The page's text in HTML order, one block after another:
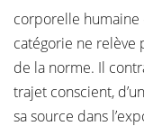
corporelle
catégorie ne relève
de la norme. Il
trajet conscient,
sa source dans